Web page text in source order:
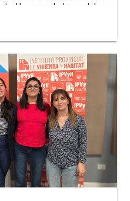
al hacer un balance del
de la operatoria
el gobernador Gustavo